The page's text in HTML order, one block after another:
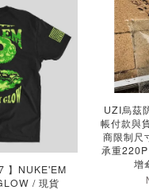
】NUKE'EM
/ 現貨
UZI烏茲
帳付款與
商限制尺
承重
增